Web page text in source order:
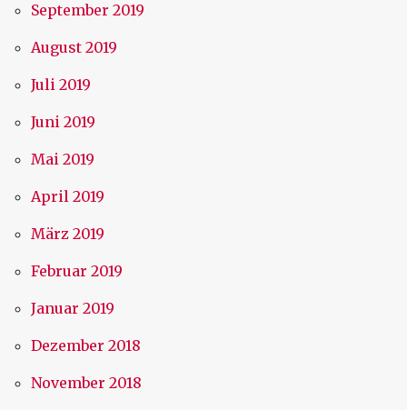
September 2019
August 2019
Juli 2019
Juni 2019
Mai 2019
April 2019
März 2019
Februar 2019
Januar 2019
Dezember 2018
November 2018